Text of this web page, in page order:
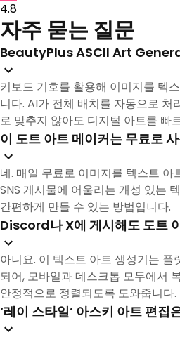
4.8
자주 묻는 질문
BeautyPlus ASCII Art
키보드 기호를 활용해 이미지를 텍
니다. AI가 전체 배치를 자동으로 처
로 맞추지 않아도 디지털 아트를 빠
이 도트 아트 메이커는 무료로
네. 매일 무료로 이미지를 텍스트 아
SNS 게시물에 어울리는 개성 있는
간편하게 만들 수 있는 방법입니다.
Discord나 X에 게시해도 도트
아니요. 이 텍스트 아트 생성기는 플
되어, 모바일과 데스크톱 모두에서
안정적으로 정렬되도록 도와줍니다.
‘레이 스타일’ 아스키 아트 편집